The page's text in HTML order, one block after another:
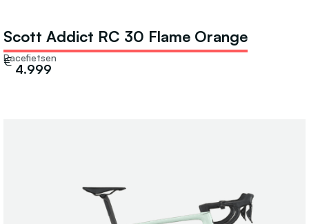
Scott Addict RC 30 Flame Orange
Racefietsen
4.999
€